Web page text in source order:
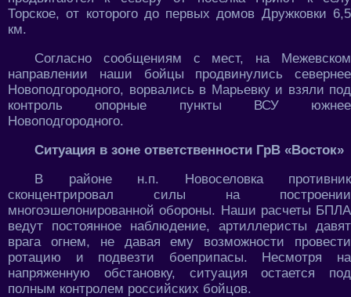
Торское, от которого до первых домов Дружковки 6,5
км.
Согласно сообщениям с мест, на Межевском
направлении наши бойцы продвинулись севернее
Новоподгородного, ворвались в Марьевку и взяли под
контроль опорные пункты ВСУ южнее
Новоподгородного.
Ситуация в зоне ответственности ГрВ «Восток»
В районе н.п. Новоселовка противник
сконцентрировал силы на построении
многоэшелонированной обороны. Наши расчеты БПЛА
ведут постоянное наблюдение, артиллеристы давят
врага огнем, не давая ему возможности провести
ротацию и подвезти боеприпасы. Несмотря на
напряженную обстановку, ситуация остается под
полным контролем российских бойцов.